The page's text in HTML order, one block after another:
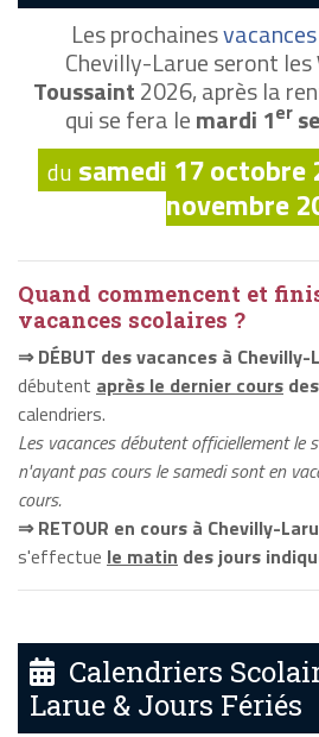
Les prochaines
Chevilly-Larue seront les
Toussaint2026, après la
qui se fera lemardi 1er
du samedi 17 octobre
novembre
Quand commencent et
vacances scolaires ?
⇒ DÉBUT des vacances à Chevilly-
débutent après le dernier cours
calendriers.
Les vacances débutent officiellement le
n'ayant pas cours le samedi sont en
cours.
⇒ RETOUR en cours à Chevilly-
s'effectue le matin des jours
Calendriers
Larue & Jours Fériés